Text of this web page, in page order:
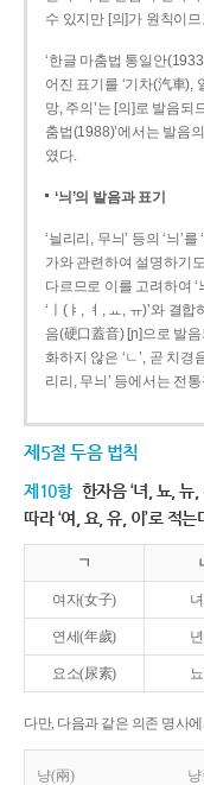
수 있지만 [의]가 원칙이므
‘한글 마춤법 통일안
어진 표기를 ‘기차(汽車),
망, 주의’는 [의]로 발음되
춤법(1988)’에서는 발음
였다.
‘늬’의 발음과 표기
‘늴리리, 무늬’ 등의 ‘늬’
가와 관련하여 설명하기도
다르므로 이를 고려하여 ‘
‘ㅣ(ㅑ, ㅕ, ㅛ, ㅠ)’와 결
음(硬口蓋音) [ɲ]으로 발음
화하지 않은 ‘ㄴ’, 곧 치경
리리, 무늬’ 등에서는 전
제5절 두음 법칙
제10항 한자음 ‘녀, 뇨, 뉴
따라 ‘여, 요, 유, 이’로 적
ㄱ
여자(女子)
연세(年歲)
요소(尿素)
다만, 다음과 같은 의존 명사
냥(兩)